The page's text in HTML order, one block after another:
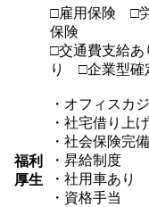
福利
厚生
□雇用保険 □
保険
□交通費支給
り □企業型確
・オフィスカ
・社宅借り上
・社会保険完備
・昇給制度
・社用車あり
・資格手当